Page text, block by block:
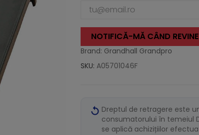
NOTIFICĂ-MĂ CÂND
Brand: Grandhall Grandpro
SKU: A05701046F
Dreptul de retragere este
consumatorului în temeiul
se aplică achizițiilor